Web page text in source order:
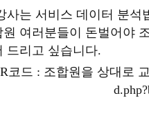
사는 서비스 데이터 분석
원 여러분들이 돈벌어야
드리고 싶습니다.